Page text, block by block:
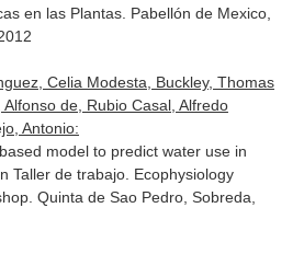
en las Plantas. Pabellón de Mexico,
Celia Modesta, Buckley, Thomas
de, Rubio Casal, Alfredo
Antonio:
model to predict water use in
Taller de trabajo. Ecophysiology
Quinta de Sao Pedro, Sobreda,